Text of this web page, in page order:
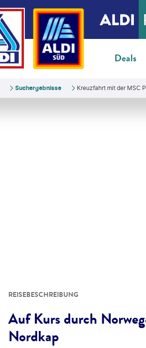
Deals
Suchergebnisse Kreuzfahrt mit der MSC
REISEBESCHREIBUNG
Auf Kurs durch
Nordkap